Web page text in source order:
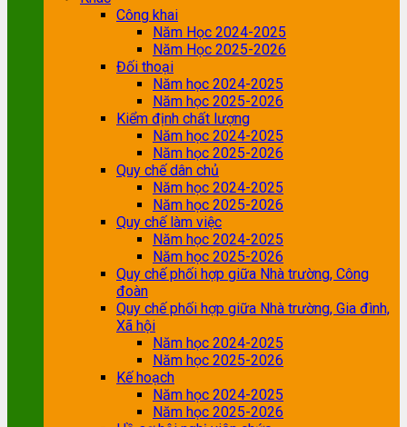
Công khai
Năm Học 2024-2025
Năm Học 2025-2026
Đối thoại
Năm học 2024-2025
Năm học 2025-2026
Kiểm định chất lượng
Năm học 2024-2025
Năm học 2025-2026
Quy chế dân chủ
Năm học 2024-2025
Năm học 2025-2026
Quy chế làm việc
Năm học 2024-2025
Năm học 2025-2026
Quy chế phối hợp giữa Nhà trường, Công
đoàn
Quy chế phối hợp giữa Nhà trường, Gia đình,
Xã hội
Năm học 2024-2025
Năm học 2025-2026
Kế hoạch
Năm học 2024-2025
Năm học 2025-2026